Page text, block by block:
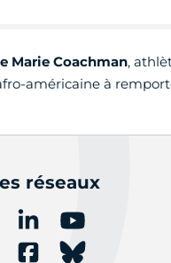
Marie Coachman,
américaine à
réseaux